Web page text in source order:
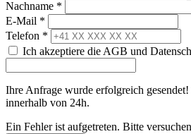
Nachname *
E-Mail *
Telefon *
Ich akzeptiere die AGB und
Ihre Anfrage wurde erfolgreich
innerhalb von 24h.
Ein Fehler ist aufgetreten. Bitte